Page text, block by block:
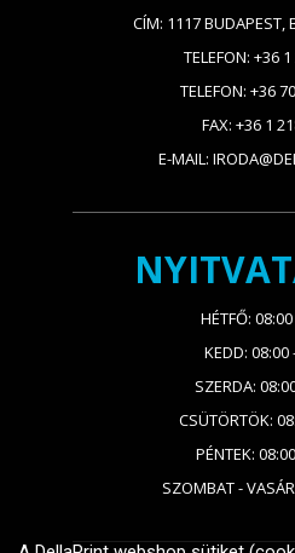
CÍM: 1117 BUDAPEST,
TELEFON: +36
TELEFON: +36
FAX: +36 1
E-MAIL:
HÉTFŐ:
KEDD: 08:00
SZERDA:
CSÜTÖRTÖK:
PÉNTEK:
SZOMBAT -